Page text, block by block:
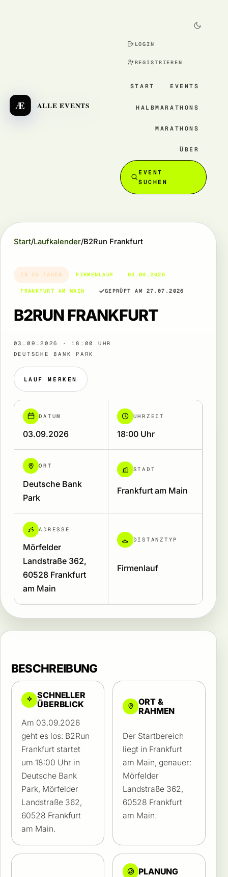
Æ ALLE EVENTS
LOGIN
REGISTRIEREN
START EVENTS
HALBMARATHONS
MARATHONS
ÜBER
EVENT
SUCHEN
Start Laufkalender B2Run Frankfurt
IN 26 TAGEN FIRMENLAUF 03.09.2026
FRANKFURT AM MAIN GEPRÜFT AM 27.07.2026
B2RUN FRANKFURT
03.09.2026 · 18:00 UHR
DEUTSCHE BANK PARK
LAUF MERKEN
DATUM
03.09.2026
UHRZEIT
18:00 Uhr
ORT
Deutsche Bank
Park
STADT
Frankfurt am Main
ADRESSE
Mörfelder
Landstraße 362,
60528 Frankfurt
am Main
DISTANZTYP
Firmenlauf
BESCHREIBUNG
SCHNELLER
ÜBERBLICK
Am 03.09.2026
geht es los: B2Run
Frankfurt startet
um 18:00 Uhr in
Deutsche Bank
Park, Mörfelder
Landstraße 362,
60528 Frankfurt
am Main.
ORT &
RAHMEN
Der Startbereich
liegt in Frankfurt
am Main, genauer:
Mörfelder
Landstraße 362,
60528 Frankfurt
am Main.
PLANUNG